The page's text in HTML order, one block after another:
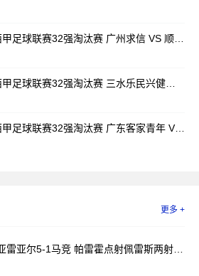
08月03日 佛山西甲足球联赛32强淘汰赛 广东客家青年 VS 广州英华思力U17 全场录像
更多 +